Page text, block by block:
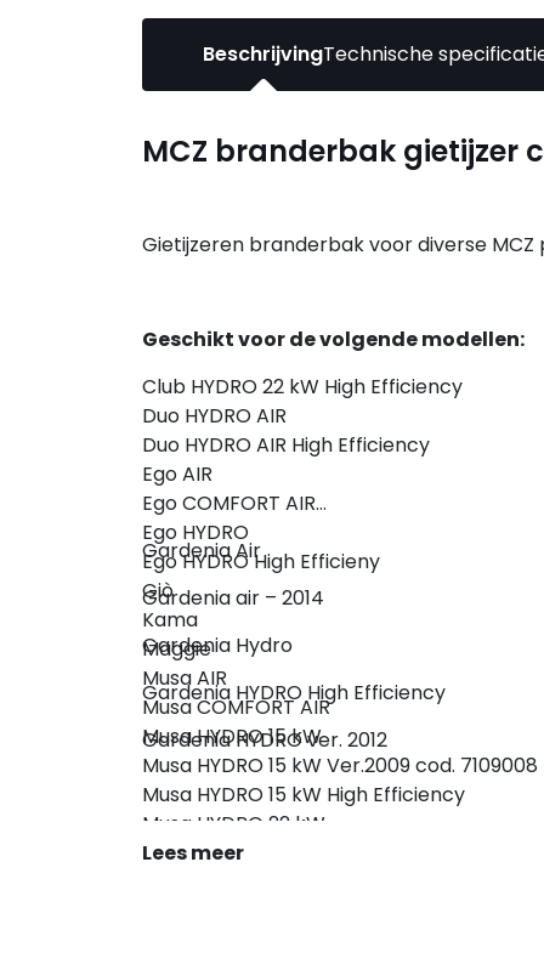
BeschrijvingTechnische
MCZ branderbak gietijzer
Gietijzeren branderbak voor diverse MCZ
Geschikt voor de volgende modellen:
Club HYDRO 22 kW High Efficiency
Duo HYDRO AIR
Duo HYDRO AIR High Efficiency
Ego AIR
Ego COMFORT AIR
Ego HYDRO
Ego HYDRO High Efficieny
Giò
Kama
Maggie
Musa AIR
Musa COMFORT AIR
Musa HYDRO 15 kW
Musa HYDRO 15 kW Ver.2009 cod. 7109008
Musa HYDRO 15 kW High Efficiency
Musa HYDRO 22 kW
Musa HYDRO 22 kW High Efficiency
Gardenia Air
Gardenia air – 2014
Gardenia Hydro
Gardenia HYDRO High Efficiency
Gardenia HYDRO ver. 2012
Lees meer